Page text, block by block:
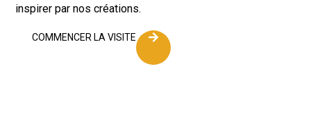
inspirer par nos créations.
COMMENCER LA VISITE